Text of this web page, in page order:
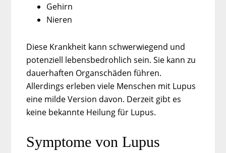
Gehirn
Nieren
Diese Krankheit kann schwerwiegend und
potenziell lebensbedrohlich sein. Sie kann zu
dauerhaften Organschäden führen.
Allerdings erleben viele Menschen mit Lupus
eine milde Version davon. Derzeit gibt es
keine bekannte Heilung für Lupus.
Symptome von Lupus